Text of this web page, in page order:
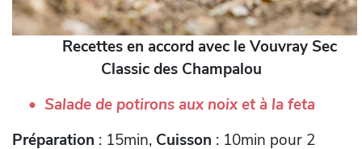
Recettes en accord avec le Vouvray Sec
Classic des Champalou
Salade de potirons aux noix et à la feta
Préparation : 15min, Cuisson : 10min pour 2